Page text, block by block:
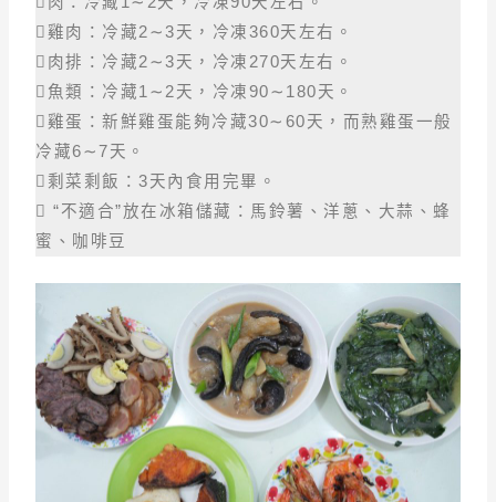
雞肉：冷藏2∼3天，冷凍360天左右。
肉排：冷藏2∼3天，冷凍270天左右。
魚類：冷藏1∼2天，冷凍90∼180天。
雞蛋：新鮮雞蛋能夠冷藏30∼60天，而熟雞蛋一般
冷藏6∼7天。
剩菜剩飯：3天內食用完畢。
 “不適合”放在冰箱儲藏：馬鈴薯、洋蔥、大蒜、蜂
蜜、咖啡豆